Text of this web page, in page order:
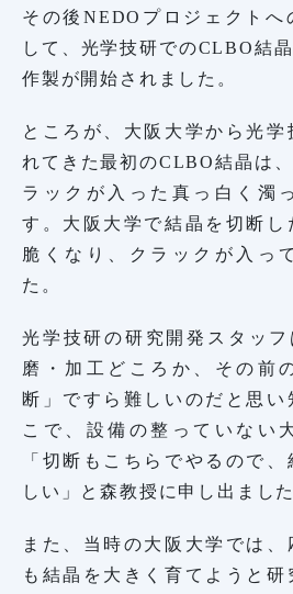
その後NEDOプロジェクトへ
して、光学技研でのCLBO結
作製が開始されました。
ところが、大阪大学から光学
れてきた最初のCLBO結晶は
ラックが入った真っ白く濁
す。大阪大学で結晶を切断し
脆くなり、クラックが入っ
た。
光学技研の研究開発スタッ
磨・加工どころか、その前
断」ですら難しいのだと思い
こで、設備の整っていない
「切断もこちらでやるので
しい」と森教授に申し出ました
また、当時の大阪大学では
も結晶を大きく育てようと研